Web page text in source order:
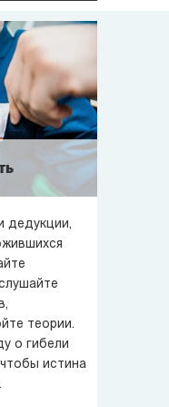
дедукции,
теории.
о гибели
истина